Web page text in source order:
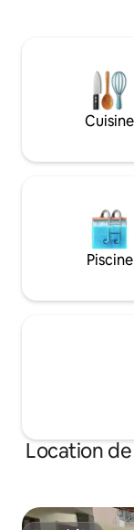
• Table de
HAMACS,
cours de yoga,
de l'accès au lac
Cuisine
Piscine
Location